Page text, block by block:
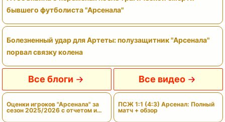
бывшего футболиста "Арсенала"
Болезненный удар для Артеты: полузащитник "Арсенала"
порвал связку колена
Все блоги
Оценки игроков "Арсенала" за
сезон 2025/2026 с отчетом и
вердиктами
Все видео
ПСЖ 1:1 (4:3) Арсенал: Полный
матч + обзор